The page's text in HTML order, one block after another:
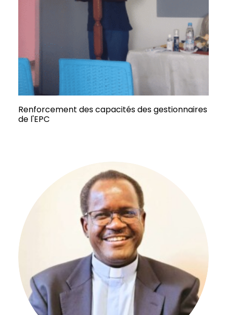
Renforcement des capacités des gestionnaires
de l'EPC